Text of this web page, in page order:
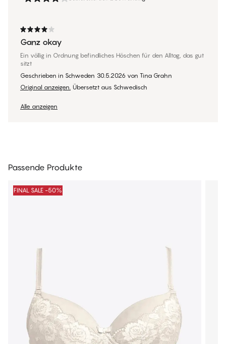
Ganz okay
Ein völlig in Ordnung befindliches Höschen für den Alltag, das gut
sitzt
Geschrieben in Schweden 30.5.2026 von Tina Grahn
Original anzeigen. Übersetzt aus Schwedisch
Alle anzeigen
Passende Produkte
FINAL SALE -50%